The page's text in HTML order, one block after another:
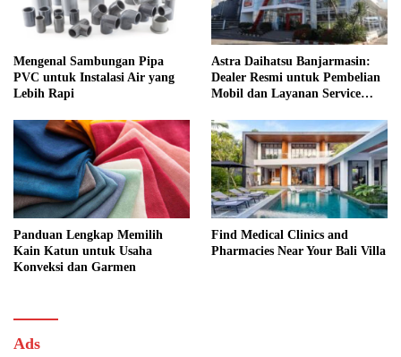
Mengenal Sambungan Pipa
PVC untuk Instalasi Air yang
Lebih Rapi
Astra Daihatsu Banjarmasin:
Dealer Resmi untuk Pembelian
Mobil dan Layanan Service
Panduan Lengkap Memilih
Kain Katun untuk Usaha
Konveksi dan Garmen
Find Medical Clinics and
Pharmacies Near Your Bali Villa
Ads